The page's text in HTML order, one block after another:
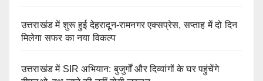
उत्तराखंड में शुरू हुई देहरादून-रामनगर एक्सप्रेस, सप्ताह में दो दिन
मिलेगा सफर का नया विकल्प
उत्तराखंड में SIR अभियान: बुजुर्गों और दिव्यांगों के घर पहुंचेंगे